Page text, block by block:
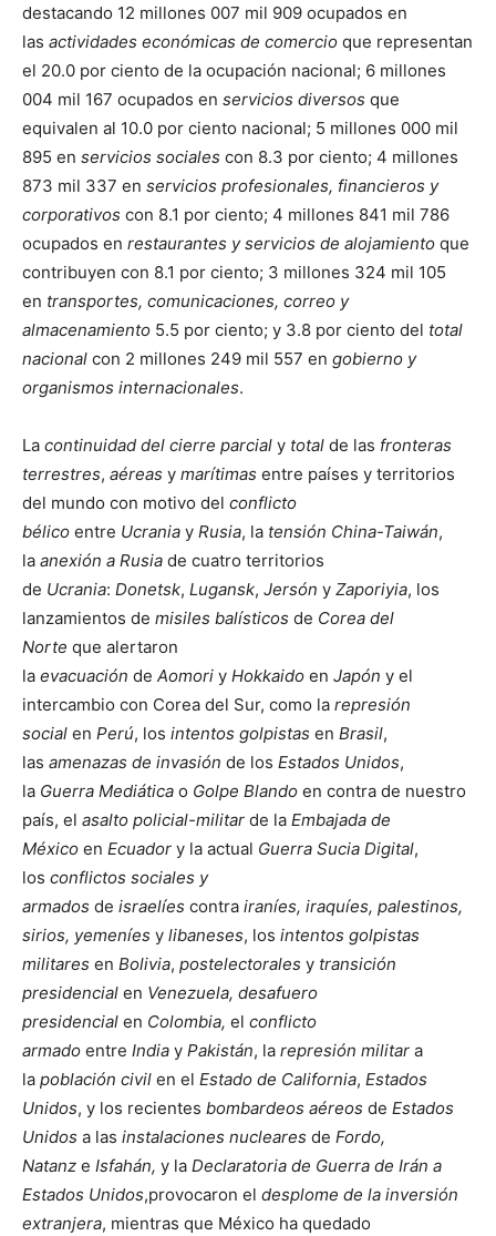
destacando 12 millones 007 mil 909 ocupados en
las actividades económicas de comercio que representan
el 20.0 por ciento de la ocupación nacional; 6 millones
004 mil 167 ocupados en servicios diversos que
equivalen al 10.0 por ciento nacional; 5 millones 000 mil
895 en servicios sociales con 8.3 por ciento; 4 millones
873 mil 337 en servicios profesionales, financieros y
corporativos con 8.1 por ciento; 4 millones 841 mil 786
ocupados en restaurantes y servicios de alojamiento que
contribuyen con 8.1 por ciento; 3 millones 324 mil 105
en transportes, comunicaciones, correo y
almacenamiento 5.5 por ciento; y 3.8 por ciento del total
nacional con 2 millones 249 mil 557 en gobierno y
organismos internacionales.
La continuidad del cierre parcial y total de las fronteras
terrestres, aéreas y marítimas entre países y territorios
del mundo con motivo del conflicto
bélico entre Ucrania y Rusia, la tensión China-Taiwán,
la anexión a Rusia de cuatro territorios
de Ucrania: Donetsk, Lugansk, Jersón y Zaporiyia, los
lanzamientos de misiles balísticos de Corea del
Norte que alertaron
la evacuación de Aomori y Hokkaido en Japón y el
intercambio con Corea del Sur, como la represión
social en Perú, los intentos golpistas en Brasil,
las amenazas de invasión de los Estados Unidos,
la Guerra Mediática o Golpe Blando en contra de nuestro
país, el asalto policial-militar de la Embajada de
México en Ecuador y la actual Guerra Sucia Digital,
los conflictos sociales y
armados de israelíes contra iraníes, iraquíes, palestinos,
sirios, yemeníes y libaneses, los intentos golpistas
militares en Bolivia, postelectorales y transición
presidencial en Venezuela, desafuero
presidencial en Colombia, el conflicto
armado entre India y Pakistán, la represión militar a
la población civil en el Estado de California, Estados
Unidos, y los recientes bombardeos aéreos de Estados
Unidos a las instalaciones nucleares de Fordo,
Natanz e Isfahán, y la Declaratoria de Guerra de Irán a
Estados Unidos,provocaron el desplome de la inversión
extranjera, mientras que México ha quedado